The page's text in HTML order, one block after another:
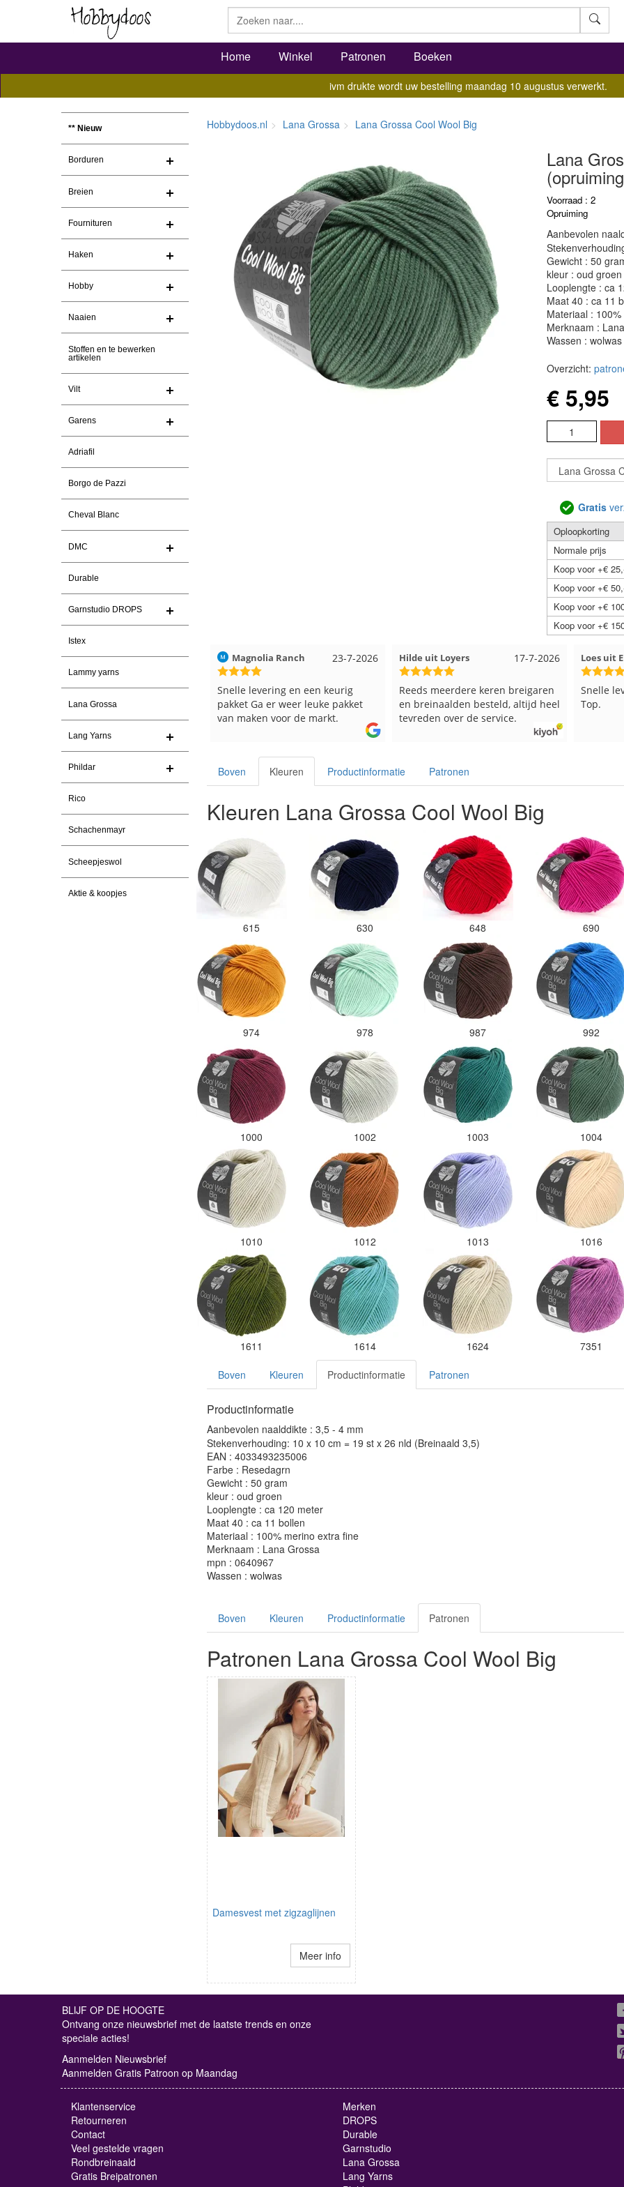
Home Winkel Patronen Boeken
ivm drukte wordt uw bestelling maandag 10 augustus verwerkt.
** Nieuw
Borduren
Breien
Fournituren
Haken
Hobby
Naaien
Stoffen en te bewerken
artikelen
Vilt
Garens
Adriafil
Borgo de Pazzi
Cheval Blanc
DMC
Durable
Garnstudio DROPS
Istex
Lammy yarns
Lana Grossa
Lang Yarns
Phildar
Rico
Schachenmayr
Scheepjeswol
Aktie & koopjes
Hobbydoos.nl Lana Grossa Lana Grossa Cool Wool Big
Lana
Voorraad : 2
Opruiming
Aanbevolen
Gewicht : 50
kleur : oud groen
Looplengte : ca
Maat 40 : ca 11
Materiaal :
Merknaam :
Wassen : wolwas
Overzicht:
€ 5,95
Gratis
Oploopkorting
Normale prijs
Koop voor +€
Koop voor +€
Koop voor +€
Koop voor +€
30-7-2026
Christel Vanderlinden
Snelle levering. En prima garen
23-7-2026
Magnolia Ranch
Snelle levering en een keurig
pakket Ga er weer leuke pakket
van maken voor de markt.
17-7-2026
Hilde uit Loyers
Reeds meerdere keren breigaren
en breinaalden besteld, altijd heel
tevreden over de service.
Loes uit
Snelle
Top.
Boven Kleuren Productinformatie Patronen
Kleuren Lana Grossa Cool Wool Big
615 630 648 690
974 978 987 992
1000 1002 1003 1004
1010 1012 1013 1016
1611 1614 1624 7351
Boven Kleuren Productinformatie Patronen
Productinformatie
Aanbevolen naalddikte : 3,5 - 4 mm
Stekenverhouding: 10 x 10 cm = 19 st x 26 nld (Breinaald 3,5)
EAN : 4033493235006
Farbe : Resedagrn
Gewicht : 50 gram
kleur : oud groen
Looplengte : ca 120 meter
Maat 40 : ca 11 bollen
Materiaal : 100% merino extra fine
Merknaam : Lana Grossa
mpn : 0640967
Wassen : wolwas
Boven Kleuren Productinformatie Patronen
Patronen Lana Grossa Cool Wool Big
Damesvest met zigzaglijnen
Meer info
BLIJF OP DE HOOGTE
Ontvang onze nieuwsbrief met de laatste trends en onze
speciale acties!
Aanmelden Nieuwsbrief
Aanmelden Gratis Patroon op Maandag
Klantenservice
Retourneren
Contact
Veel gestelde vragen
Rondbreinaald
Gratis Breipatronen
Merken
DROPS
Durable
Garnstudio
Lana Grossa
Lang Yarns